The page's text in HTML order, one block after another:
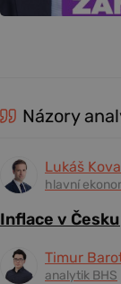
Názory
Lukáš
hlavní
Inflace v
Timur
analytik BHS